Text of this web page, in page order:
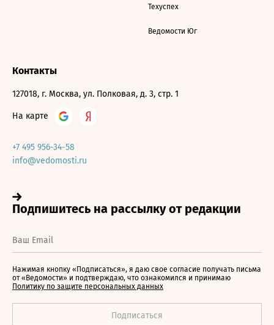
Техуспех
Ведомости Юг
Контакты
127018, г. Москва, ул. Полковая, д. 3, стр. 1
На карте
+7 495 956-34-58
info@vedomosti.ru
Нажимая кнопку «Подписаться», я даю свое согласие получать письма
от «Ведомости» и подтверждаю, что ознакомился и принимаю
Политику по защите персональных данных